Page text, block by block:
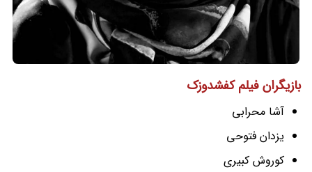
بازیگران فیلم کفشدوزک
آشا محرابی
یزدان فتوحی
کوروش کبیری